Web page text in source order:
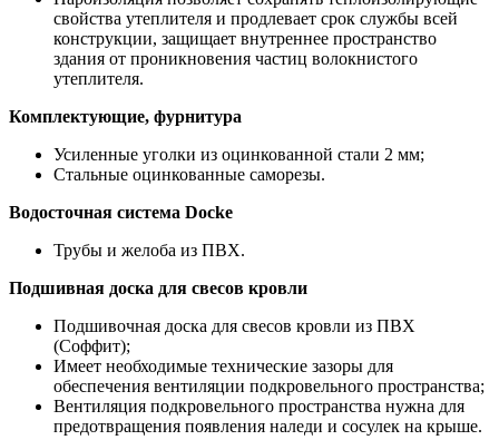
свойства утеплителя и продлевает срок службы всей
конструкции, защищает внутреннее пространство
здания от проникновения частиц волокнистого
утеплителя.
Комплектующие, фурнитура
Усиленные уголки из оцинкованной стали 2 мм;
Стальные оцинкованные саморезы.
Водосточная система Docke
Трубы и желоба из ПВХ.
Подшивная доска для свесов кровли
Подшивочная доска для свесов кровли из ПВХ
(Соффит);
Имеет необходимые технические зазоры для
обеспечения вентиляции подкровельного пространства;
Вентиляция подкровельного пространства нужна для
предотвращения появления наледи и сосулек на крыше.